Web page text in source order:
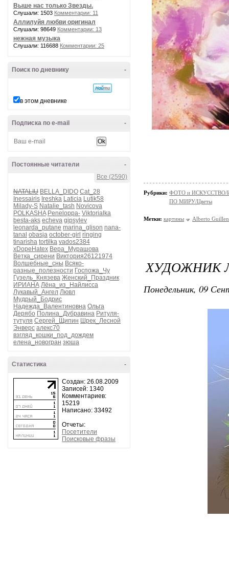
Выше нас только Звезды.
Слушали: 1503 Комментарии: 11
Аллилуйя любви оригинал
Слушали: 98649 Комментарии: 13
нежная музыка
Слушали: 116688 Комментарии: 25
-
Поиск по дневнику
в этом дневнике
-
Подписка по e-mail
-
Постоянные читатели
Все (2590)
NATALIU BELLA_DIDO Cat_28
Inessairis Ireshka Laticia Lutik58
Milady-S Natalie_tash Novicova
POLKASHA Peneloppa- Viktorialka
besta-aks echeva gipsylev
leonarda_putane marina_glison nana-
tanal obasja october-girl ringing
tinarisha tortilka vados2384
xDopeHatex Вера_Мурашова
Ветка_сирени Виктория26121974
Волшебные_сны Всяко-
разные_полезности Госпожа_Чу
Гузель_Князева Женский_Праздник
ИРИАНА Лёна_из_Найлисса
Лукавый_Ангел Лювл
Мудрый_Бодрис
Надежда_Валентиновна Ольга
Дерябо Полина_Дубравина Ритуля-
тутуля Сергей_Щипин Шрек_Лесной
Энверс алекс70
взгляд_кошки_под_дождем
елена_новогран зюша
-
Статистика
Создан: 26.08.2009
Записей: 1340
Комментариев:
15219
Написано: 33492
Отчеты:
Посетители
Поисковые фразы
Рубрики: ФОТО и ИСКУССТВО/
ПО МИРУ/Цветы
Метки: картины Alberto Guillen
ХУДОЖНИК
Понедельник, 09